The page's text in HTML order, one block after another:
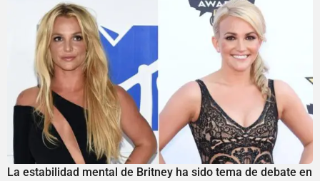
La estabilidad mental de Britney ha sido tema de debate en